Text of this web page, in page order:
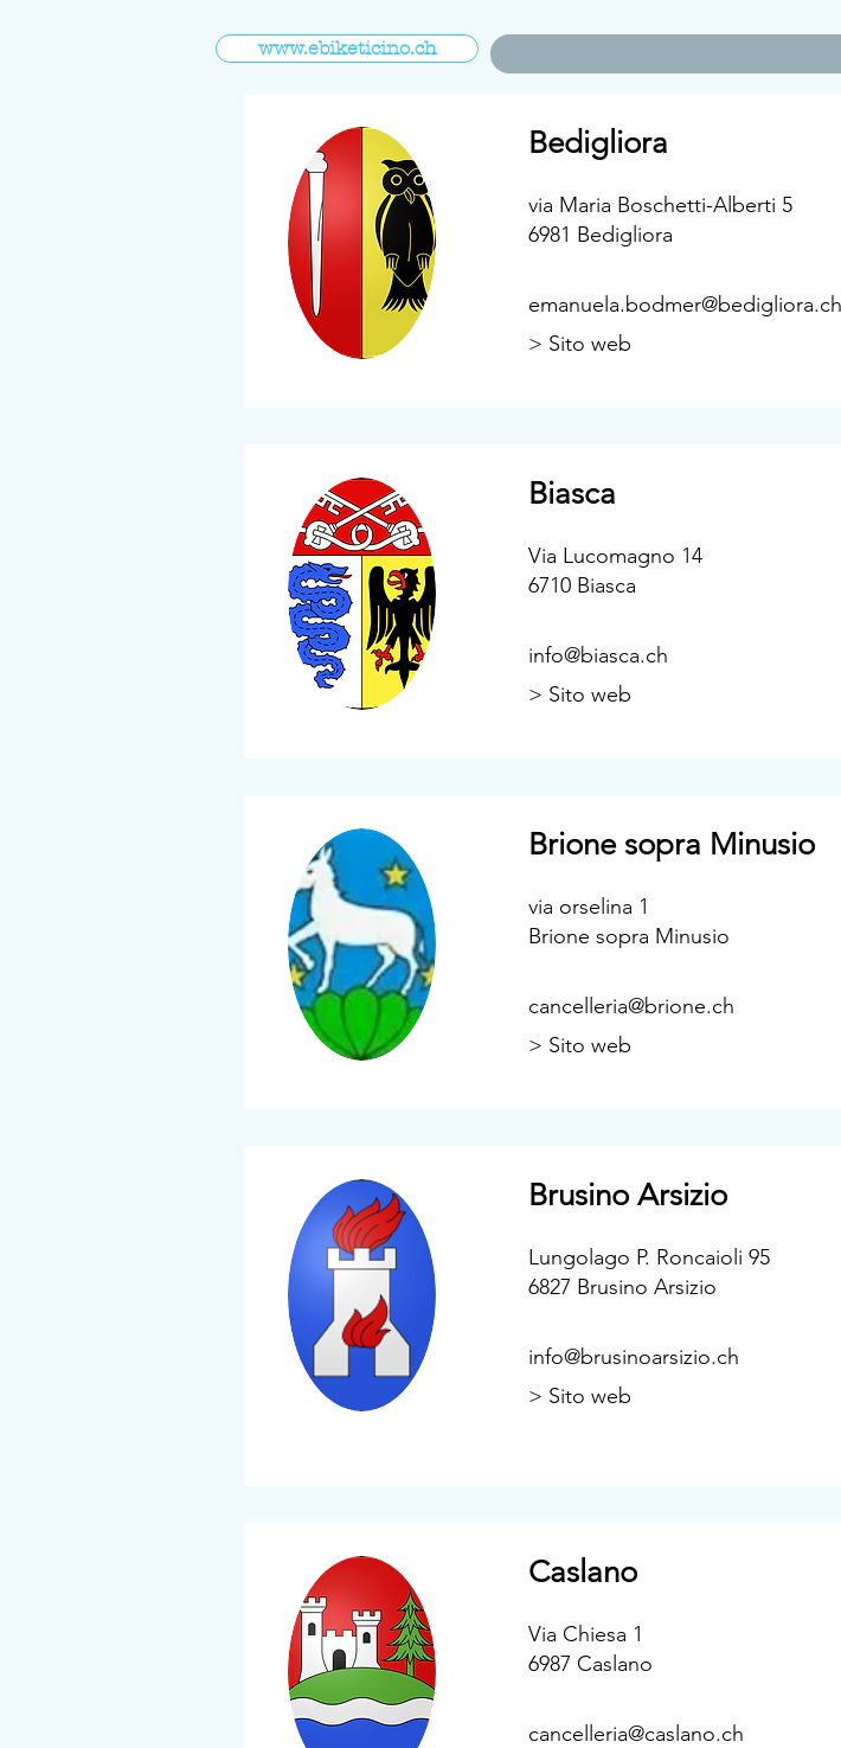
www.ebiketicino.ch
Bedigliora
via Maria Boschetti-Alberti 5
emanuela.bodmer@bedigliora.ch
> Sito web
6981 Bedigliora
Biasca
Via Lucomagno 14
info@biasca.ch
> Sito web
6710 Biasca
Brione sopra Minusio
via orselina 1
cancelleria@brione.ch
> Sito web
Brione sopra Minusio
Brusino Arsizio
Lungolago P. Roncaioli 95
info@brusinoarsizio.ch
> Sito web
6827 Brusino Arsizio
Caslano
Via Chiesa 1
cancelleria@caslano.ch
6987 Caslano